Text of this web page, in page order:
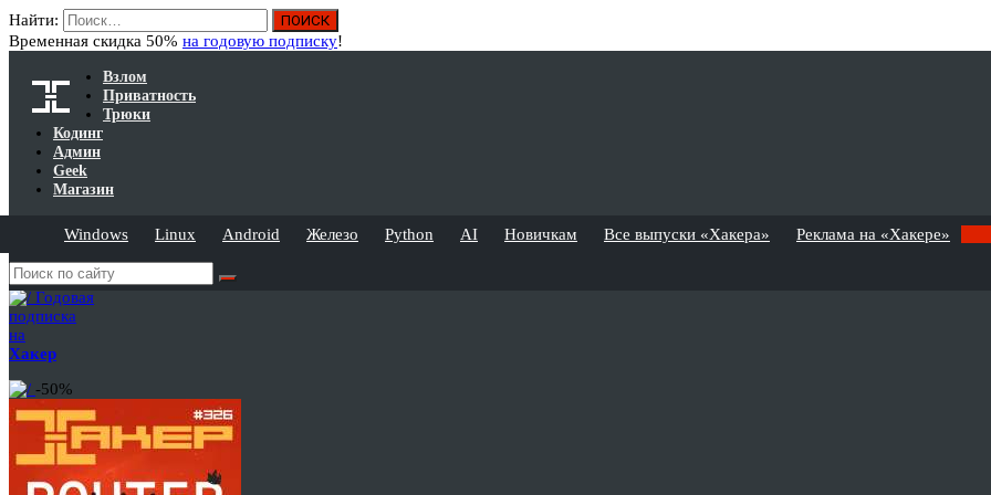
Найти:
Временная скидка 50% на годовую подписку!
Взлом
Приватность
Трюки
Кодинг
Админ
Geek
Магазин
Windows Linux Android Железо Python AI Новичкам Все выпуски «Хакера» Реклама на «Хакере»
Годовая
подписка
на
Хакер
-50%